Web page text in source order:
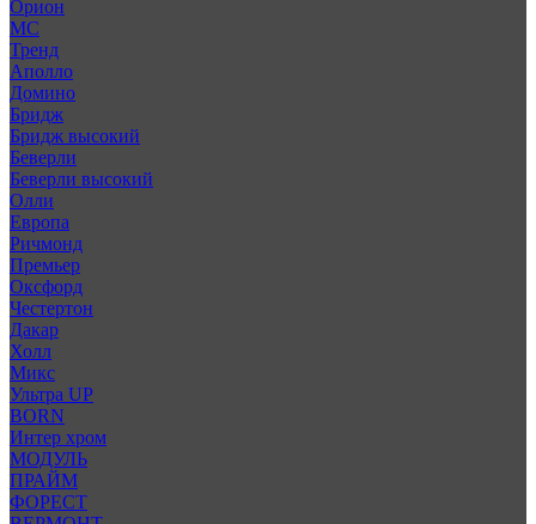
Орион
МС
Тренд
Аполло
Домино
Бридж
Бридж высокий
Беверли
Беверли высокий
Олли
Европа
Ричмонд
Премьер
Оксфорд
Честертон
Дакар
Холл
Микс
Ультра UP
BORN
Интер хром
МОДУЛЬ
ПРАЙМ
ФОРЕСТ